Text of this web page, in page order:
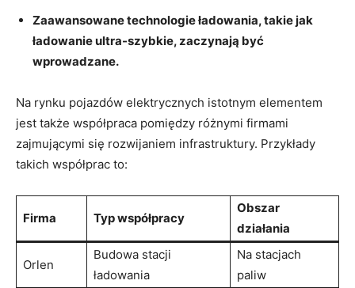
Zaawansowane technologie ładowania, takie jak
ładowanie ultra-szybkie, zaczynają być⁤
wprowadzane.
Na ‌rynku ⁣pojazdów elektrycznych‌ istotnym elementem
jest także współpraca pomiędzy różnymi firmami
zajmującymi⁣ się ⁢rozwijaniem infrastruktury. Przykłady
takich współprac to:
Firma Typ współpracy
Obszar
działania
Orlen
Budowa stacji
ładowania
Na ⁢stacjach
paliw